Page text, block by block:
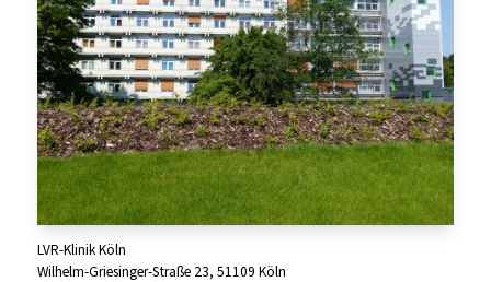
LVR-Klinik Köln
Wilhelm-Griesinger-Straße 23, 51109 Köln